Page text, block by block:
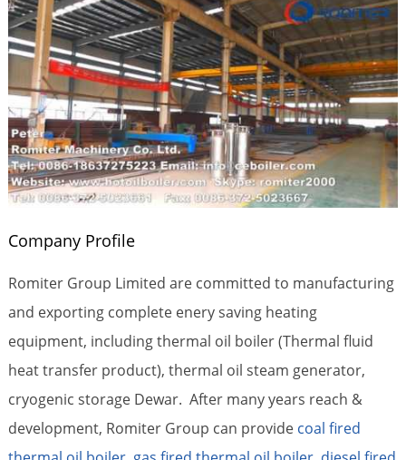
Company Profile
Romiter Group Limited are committed to manufacturing
and exporting complete enery saving heating
equipment, including thermal oil boiler (Thermal fluid
heat transfer product), thermal oil steam generator,
cryogenic storage Dewar. After many years reach &
development, Romiter Group can provide coal fired